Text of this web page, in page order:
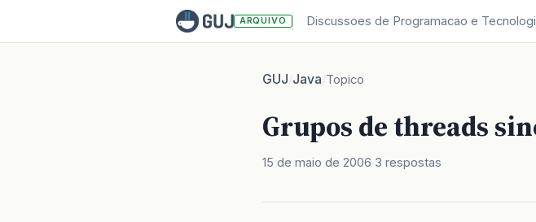
ARQUIVO Discussoes de Programacao e
GUJ/Java/Topico
Grupos de threads
15 de maio de 2006 3 respostas